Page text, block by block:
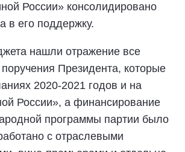
России» консолидировано
в его поддержку.
нашли отражение все
Президента, которые
2020-2021 годов и на
России», а финансирование
программы партии было
с отраслевыми